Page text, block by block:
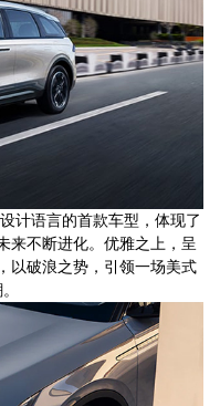
计语言的首款车型，体现了
来不断进化。优雅之上，呈
以破浪之势，引领一场美式